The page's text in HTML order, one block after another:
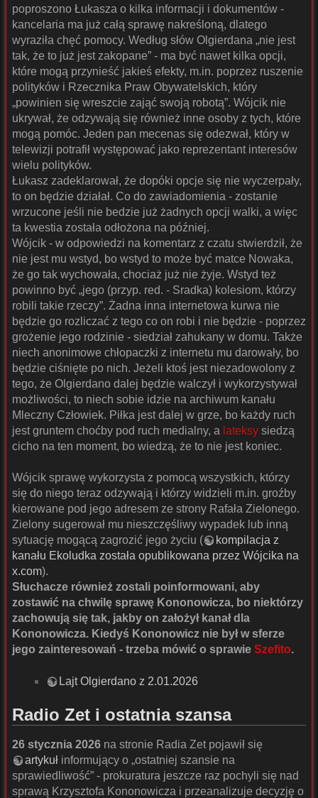
poproszono Łukasza o kilka informacji i dokumentów -
kancelaria ma już całą sprawę nakreśloną, dlatego
wyraziła chęć pomocy. Według słów Olgierdana „nie jest
tak, że to już jest zakopane” - ma być nawet kilka opcji,
które mogą przynieść jakieś efekty, m.in. poprzez ruszenie
polityków i Rzecznika Praw Obywatelskich, który
„powinien się wreszcie zająć swoją robotą”. Wójcik nie
ukrywał, że odzywają się również inne osoby z tych, które
mogą pomóc. Jeden pan mecenas się odezwał, który w
telewizji potrafił występować jako reprezentant interesów
wielu polityków.
Łukasz zadeklarował, że dopóki opcje się nie wyczerpały,
to on będzie działał. Co do zawiadomienia - zostanie
wrzucone jeśli nie bedzie już żadnych opcji walki, a więc
ta kwestia została odłożona na później.
Wójcik - w odpowiedzi na komentarz z czatu stwierdził, że
nie jest mu wstyd, bo wstyd to może być matce Nowaka,
że go tak wychowała, chociaż już nie żyje. Wstyd też
powinno być „jego (przyp. red. - Sradka) kolesiom, którzy
robili takie rzeczy”. Żadna inna internetowa kurwa nie
będzie go rozliczać z tego co on robi i nie będzie - poprzez
grożenie jego rodzinie - siedział zahukany w domu. Także
niech anonimowe chłopaczki z internetu mu darowały, bo
będzie ciśnięte po nich. Jeżeli ktoś jest niezadowolony z
tego, że Olgierdano dalej będzie walczył i wykorzystywał
możliwości, to niech sobie idzie na archiwum kanału
Mleczny Człowiek. Piłka jest dalej w grze, bo każdy ruch
jest gruntem choćby pod ruch medialny, a lateksy siedzą
cicho na ten moment, bo wiedzą, że to nie jest koniec.
Wójcik sprawę wykorzysta z pomocą wszystkich, którzy
się do niego teraz odzywają i którzy widzieli m.in. groźby
kierowane pod jego adresem ze strony Rafała Zielonego.
Zielony sugerował mu nieszczęśliwy wypadek lub inną
sytuację mogącą zagrozić jego życiu (
kompilacja z
kanału Ekoludka została opublikowana przez Wójcika na
x.com).
Słuchacze również zostali poinformowani, aby
zostawić na chwilę sprawę Kononowicza, bo niektórzy
zachowują się tak, jakby on założył kanał dla
Kononowicza. Kiedyś Kononowicz nie był w sferze
jego zainteresowań - trzeba mówić o sprawie Szefito.
Lajt Olgierdano z 2.01.2026
Radio Zet i ostatnia szansa
26 stycznia 2026 na stronie Radia Zet pojawił się
artykuł informujący o „ostatniej szansie na
sprawiedliwość” - prokuratura jeszcze raz pochyli się nad
sprawą Krzysztofa Kononowicza i przeanalizuje decyzję o